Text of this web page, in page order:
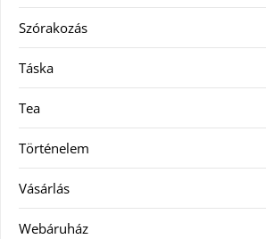
Szórakozás
Táska
Tea
Történelem
Vásárlás
Webáruház